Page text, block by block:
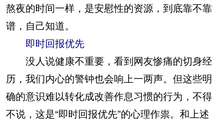
熬夜的时间一样，是安慰性的资源，到底靠不靠
谱，自己知道。
即时回报优先
没人说健康不重要，看到网友惨痛的切身经
历，我们内心的警钟也会响上一两声。但这些明
确的意识难以转化成改善作息习惯的行为，不得
不说，这是“即时回报优先”的心理作祟。和上述